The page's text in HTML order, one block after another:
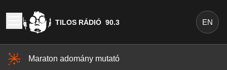
TILOS RÁDIÓ 90.3 EN
Maraton adomány mutató